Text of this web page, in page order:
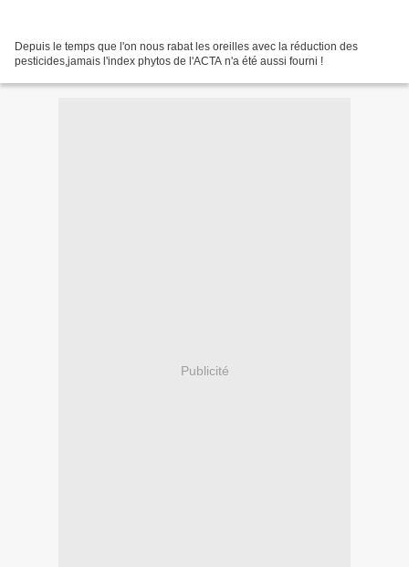
Depuis le temps que l'on nous rabat les oreilles avec la réduction des
pesticides,jamais l'index phytos de l'ACTA n'a été aussi fourni !
Publicité